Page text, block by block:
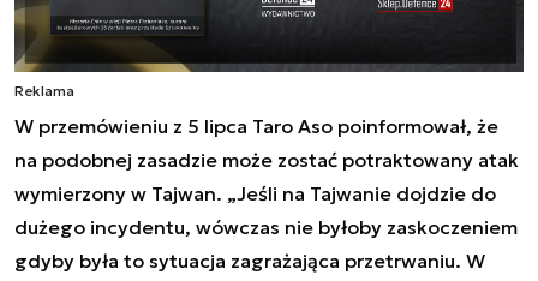
Reklama
W przemówieniu z 5 lipca Taro Aso poinformował, że
na podobnej zasadzie może zostać potraktowany atak
wymierzony w Tajwan. „Jeśli na Tajwanie dojdzie do
dużego incydentu, wówczas nie byłoby zaskoczeniem
gdyby była to sytuacja zagrażająca przetrwaniu. W